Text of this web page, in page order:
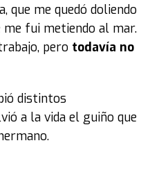
que me quedó doliendo
me fui metiendo al mar.
pero todavía no
distintos
a la vida el guiño que